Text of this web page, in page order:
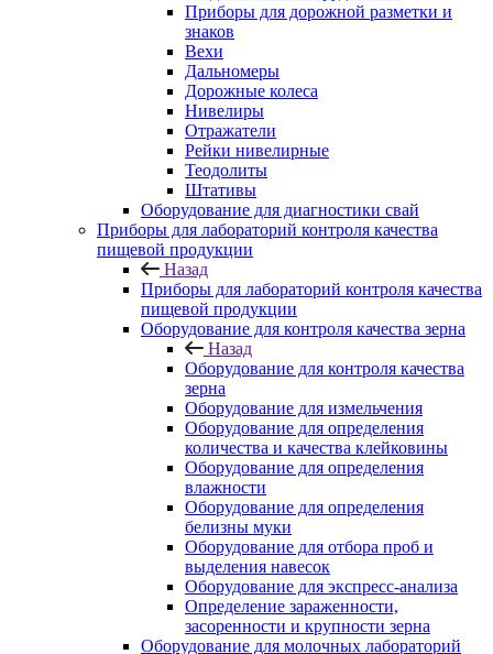
Приборы для дорожной разметки и
знаков
Вехи
Дальномеры
Дорожные колеса
Нивелиры
Отражатели
Рейки нивелирные
Теодолиты
Штативы
Оборудование для диагностики свай
Приборы для лабораторий контроля качества
пищевой продукции
Назад
Приборы для лабораторий контроля качества
пищевой продукции
Оборудование для контроля качества зерна
Назад
Оборудование для контроля качества
зерна
Оборудование для измельчения
Оборудование для определения
количества и качества клейковины
Оборудование для определения
влажности
Оборудование для определения
белизны муки
Оборудование для отбора проб и
выделения навесок
Оборудование для экспресс-анализа
Определение зараженности,
засоренности и крупности зерна
Оборудование для молочных лабораторий